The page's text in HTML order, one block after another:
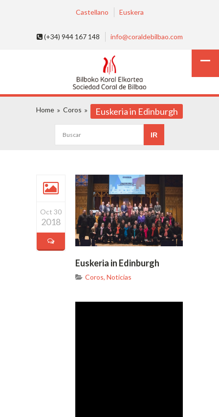
Castellano Euskera
(+34) 944 167 148 info@coraldebilbao.com
Home Coros Euskeria in Edinburgh
Oct 30
2018
Euskeria in Edinburgh
Coros, Noticias